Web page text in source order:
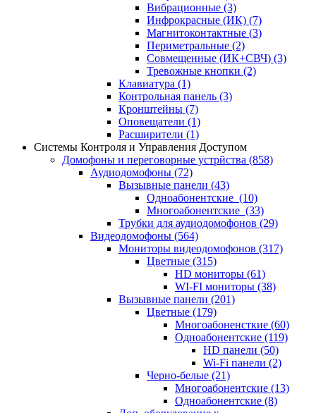
Вибрационные (3)
Инфрокрасные (ИК) (7)
Магнитоконтактные (3)
Периметральные (2)
Совмещенные (ИК+СВЧ) (3)
Тревожные кнопки (2)
Клавиатура (1)
Контрольная панель (3)
Кронштейны (7)
Оповещатели (1)
Расширители (1)
Системы Контроля и Управления Доступом
Домофоны и переговорные устрйства (858)
Аудиодомофоны (72)
Вызывные панели (43)
Одноабонентские (10)
Многоабонентские (33)
Трубки для аудиодомофонов (29)
Видеодомофоны (564)
Мониторы видеодомофонов (317)
Цветные (315)
HD мониторы (61)
WI-FI мониторы (38)
Вызывные панели (201)
Цветные (179)
Многоабоненсткие (60)
Одноабонентские (119)
HD панели (50)
Wi-Fi панели (2)
Черно-белые (21)
Многоабонентские (13)
Одноабонентские (8)